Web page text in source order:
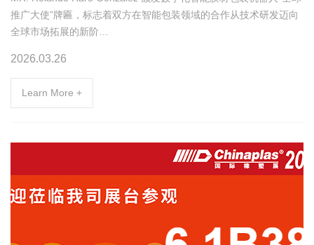
推广大使”牌匾，标志着双方在智能包装领域的合作从技术研发迈向
全球市场拓展的新阶…
2026.03.26
Learn More +